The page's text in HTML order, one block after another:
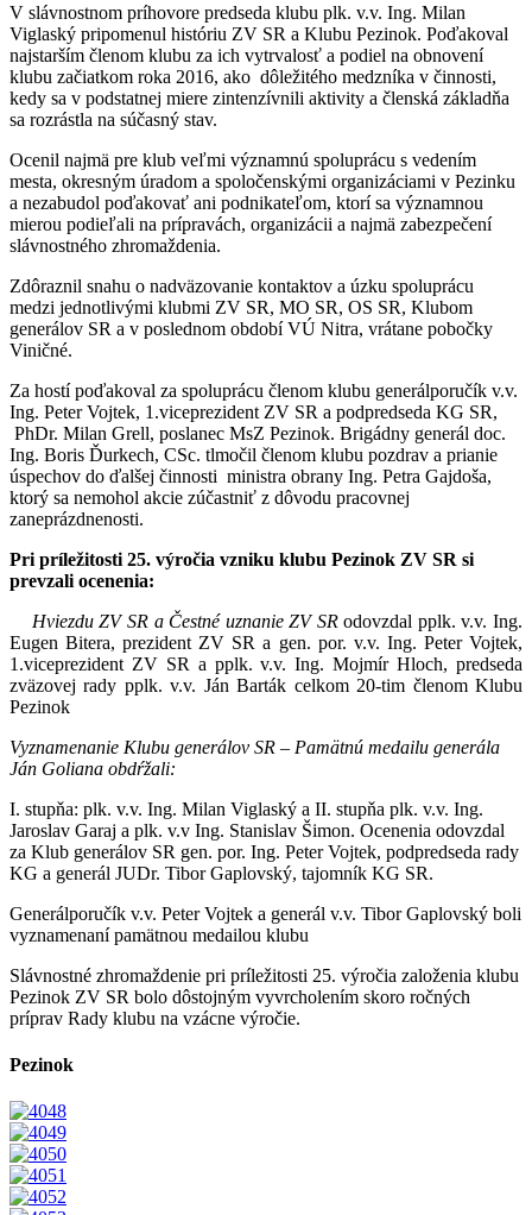
V slávnostnom príhovore predseda klubu plk. v.v. Ing. Milan
Viglaský pripomenul históriu ZV SR a Klubu Pezinok. Poďakoval
najstarším členom klubu za ich vytrvalosť a podiel na obnovení
klubu začiatkom roka 2016, ako dôležitého medzníka v činnosti,
kedy sa v podstatnej miere zintenzívnili aktivity a členská základňa
sa rozrástla na súčasný stav.
Ocenil najmä pre klub veľmi významnú spoluprácu s vedením
mesta, okresným úradom a spoločenskými organizáciami v Pezinku
a nezabudol poďakovať ani podnikateľom, ktorí sa významnou
mierou podieľali na prípravách, organizácii a najmä zabezpečení
slávnostného zhromaždenia.
Zdôraznil snahu o nadväzovanie kontaktov a úzku spoluprácu
medzi jednotlivými klubmi ZV SR, MO SR, OS SR, Klubom
generálov SR a v poslednom období VÚ Nitra, vrátane pobočky
Viničné.
Za hostí poďakoval za spoluprácu členom klubu generálporučík v.v.
Ing. Peter Vojtek, 1.viceprezident ZV SR a podpredseda KG SR,
PhDr. Milan Grell, poslanec MsZ Pezinok. Brigádny generál doc.
Ing. Boris Ďurkech, CSc. tlmočil členom klubu pozdrav a prianie
úspechov do ďalšej činnosti ministra obrany Ing. Petra Gajdoša,
ktorý sa nemohol akcie zúčastniť z dôvodu pracovnej
zaneprázdnenosti.
Pri príležitosti 25. výročia vzniku klubu Pezinok ZV SR si
prevzali ocenenia:
Hviezdu ZV SR a Čestné uznanie ZV SRodovzdal pplk. v.v. Ing.
Eugen Bitera, prezident ZV SR a gen. por. v.v. Ing. Peter Vojtek,
1.viceprezident ZV SR a pplk. v.v. Ing. Mojmír Hloch, predseda
zväzovej rady pplk. v.v. Ján Barták celkom 20-tim členom Klubu
Pezinok
Vyznamenanie Klubu generálov SR – Pamätnú medailu generála
Ján Goliana obdŕžali:
I. stupňa: plk. v.v. Ing. Milan Viglaský a II. stupňa plk. v.v. Ing.
Jaroslav Garaj a plk. v.v Ing. Stanislav Šimon. Ocenenia odovzdal
za Klub generálov SR gen. por. Ing. Peter Vojtek, podpredseda rady
KG a generál JUDr. Tibor Gaplovský, tajomník KG SR.
Generálporučík v.v. Peter Vojtek a generál v.v. Tibor Gaplovský boli
vyznamenaní pamätnou medailou klubu
Slávnostné zhromaždenie pri príležitosti 25. výročia založenia klubu
Pezinok ZV SR bolo dôstojným vyvrcholením skoro ročných
príprav Rady klubu na vzácne výročie.
Pezinok